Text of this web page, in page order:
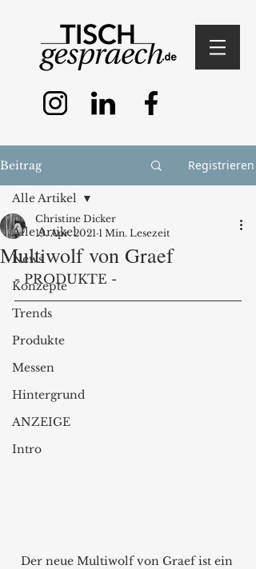
Beitrag Registrieren
Alle Artikel
News
Konzepte
Trends
Produkte
Messen
Hintergrund
ANZEIGE
Intro
Alle Artikel
Multiwolf von Graef
Christine Dicker
19. Apr. 2021 1 Min. Lesezeit
- PRODUKTE -
Der neue Multiwolf von Graef ist ein